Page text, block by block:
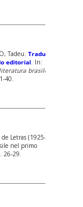
Tadeu.Traduções
editorial . In:
brasileira na
40.
Letras (1925-1930).
nel primo
29.